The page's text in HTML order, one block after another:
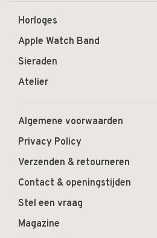
Horloges
Apple Watch Band
Sieraden
Atelier
Algemene voorwaarden
Privacy Policy
Verzenden & retourneren
Contact & openingstijden
Stel een vraag
Magazine